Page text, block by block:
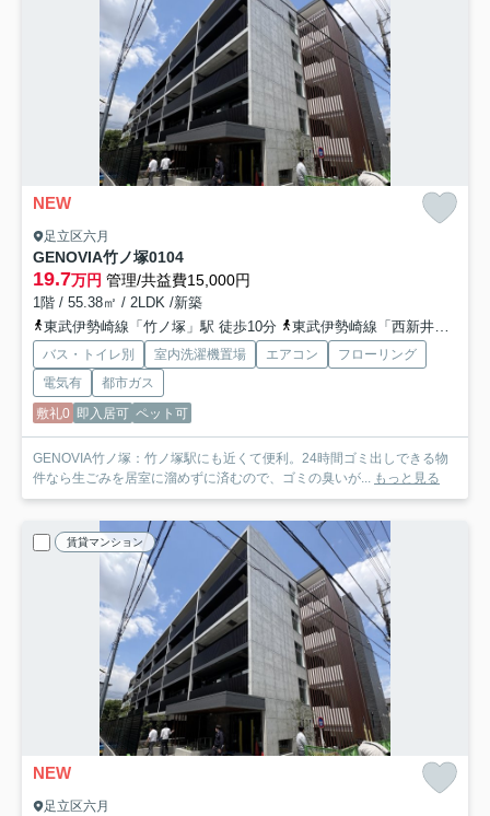
NEW
足立区六月
GENOVIA竹ノ塚0104
19.7万円 管理/共益費15,000円
1階 / 55.38㎡ / 2LDK /新築
東武伊勢崎線「竹ノ塚」駅 徒歩10分
東武伊勢崎線「西新井」駅 徒歩17分
バス・トイレ別 室内洗濯機置場 エアコン
フローリング
電気有
都市ガス
敷礼0 即入居可 ペット可
GENOVIA竹ノ塚：竹ノ塚駅にも近くて便利。24時間ゴミ出しできる物
件なら生ごみを居室に溜めずに済むので、ゴミの臭いが...
もっと見る
賃貸マンション
NEW
足立区六月